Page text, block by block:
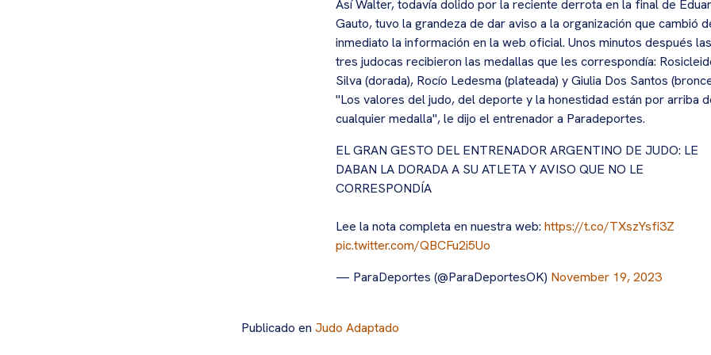
Así Walter, todavía dolido por la reciente derrota en la final de
Gauto, tuvo la grandeza de dar aviso a la organización que cambió
inmediato la información en la web oficial. Unos minutos después las
tres judocas recibieron las medallas que les correspondía:
Silva (dorada), Rocío Ledesma (plateada) y Giulia Dos Santos
"Los valores del judo, del deporte y la honestidad están por arriba
cualquier medalla", le dijo el entrenador a Paradeportes.
EL GRAN GESTO DEL ENTRENADOR ARGENTINO DE JUDO: LE
DABAN LA DORADA A SU ATLETA Y AVISO QUE NO LE
CORRESPONDÍA
Lee la nota completa en nuestra web: https://t.co/TXszYsfi3Z
pic.twitter.com/QBCFu2i5Uo
— ParaDeportes (@ParaDeportesOK) November 19, 2023
Publicado en Judo Adaptado